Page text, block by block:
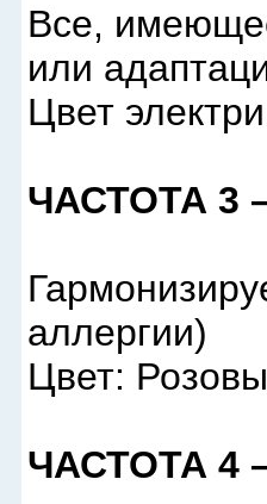
Все,
или
Цвет
ЧАСТОТА 3
аллергии)
Цвет:
ЧАСТОТА 4